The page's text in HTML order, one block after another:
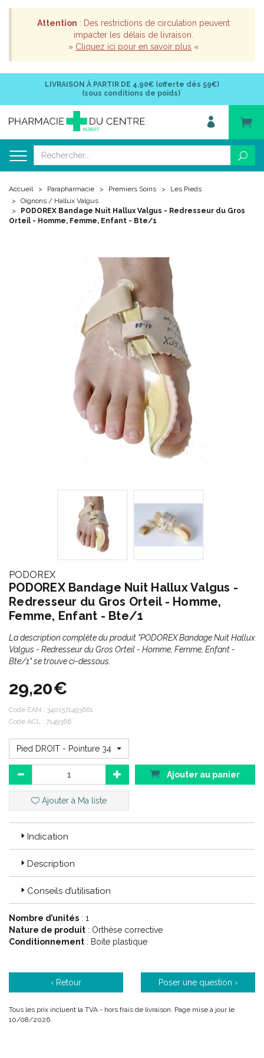
Attention : Des restrictions de circulation peuvent
impacter les délais de livraison.
» Cliquez ici pour en savoir plus «
LIVRAISON À PARTIR DE 4,90€ (offerte dès 59€)
(sous conditions de poids)*
Accueil Parapharmacie Premiers Soins
Les Pieds
Oignons / Hallux Valgus
PODOREX Bandage Nuit Hallux Valgus - Redresseur du Gros
Orteil - Homme, Femme, Enfant - Bte/1
PODOREX
PODOREX Bandage Nuit Hallux Valgus -
Redresseur du Gros Orteil - Homme,
Femme, Enfant - Bte/1
La description complète du produit "PODOREX Bandage Nuit Hallux
Valgus - Redresseur du Gros Orteil - Homme, Femme, Enfant -
Bte/1" se trouve ci-dessous.
29,20€
Code EAN : 3401571493661
Code ACL : 7149366
Pied DROIT - Pointure 34 - 36
Ajouter au panier
Ajouter à Ma liste
Indication
Description
Conseils d’utilisation
Nombre d’unités : 1
Nature de produit : Orthèse corrective
Conditionnement : Boite plastique
‹ Retour Poser une question ›
Tous les prix incluent la TVA - hors frais de livraison. Page mise à jour le
10/08/2026.